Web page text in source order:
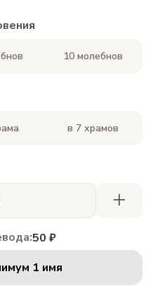
10 молебнов
в 7 храмов
+
50 ₽
1 имя